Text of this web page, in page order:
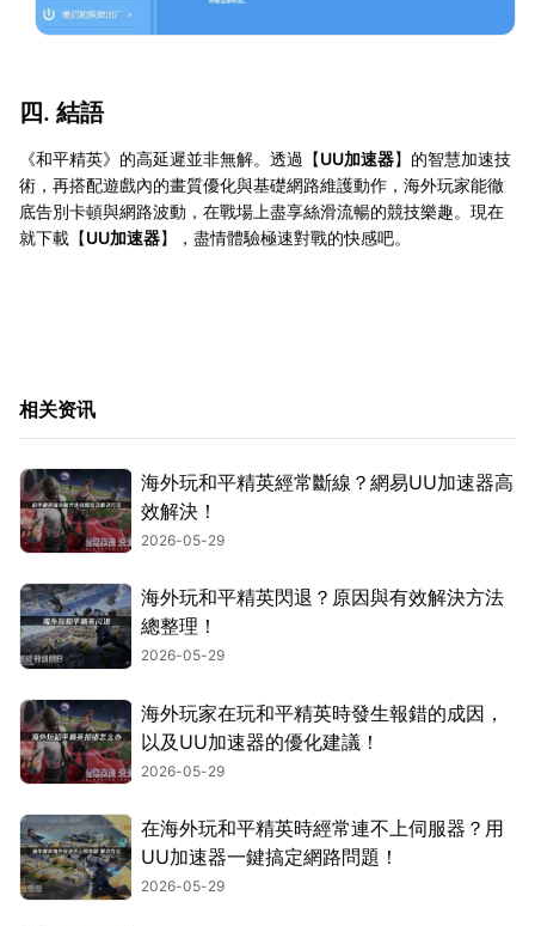
四. 結語
《和平精英》的高延遲並非無解。透過【UU加速器】的智慧加速技
術，再搭配遊戲內的畫質優化與基礎網路維護動作，海外玩家能徹
底告別卡頓與網路波動，在戰場上盡享絲滑流暢的競技樂趣。現在
就下載【UU加速器】，盡情體驗極速對戰的快感吧。
相关资讯
海外玩和平精英經常斷線？網易UU加速器高
效解決！
2026-05-29
海外玩和平精英閃退？原因與有效解決方法
總整理！
2026-05-29
海外玩家在玩和平精英時發生報錯的成因，
以及UU加速器的優化建議！
2026-05-29
在海外玩和平精英時經常連不上伺服器？用
UU加速器一鍵搞定網路問題！
2026-05-29